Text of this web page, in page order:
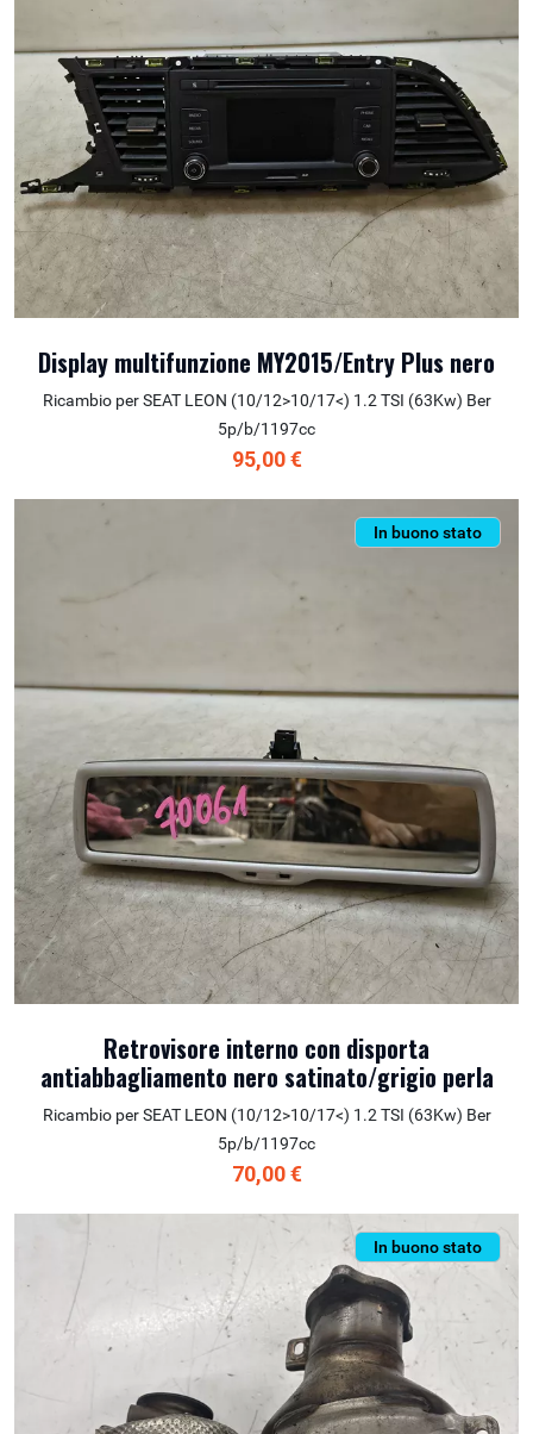
Display multifunzione MY2015/Entry Plus nero
Ricambio per SEAT LEON (10/12>10/17<) 1.2 TSI (63Kw) Ber
5p/b/1197cc
95,00 €
In buono stato
Retrovisore interno con disporta
antiabbagliamento nero satinato/grigio perla
Ricambio per SEAT LEON (10/12>10/17<) 1.2 TSI (63Kw) Ber
5p/b/1197cc
70,00 €
In buono stato